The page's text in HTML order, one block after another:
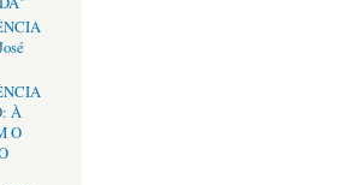
À
O